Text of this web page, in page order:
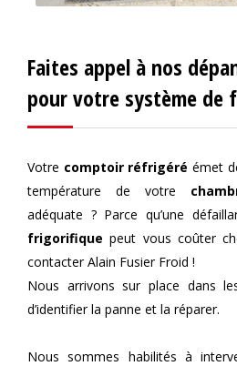
Faites appel à nos
pour votre système de
Votre comptoir réfrigéré émet
température de votre
adéquate ? Parce qu’une
frigorifique peut vous coûter
contacter Alain Fusier Froid !
Nous arrivons sur place dans
d’identifier la panne et la réparer.
Nous sommes habilités à